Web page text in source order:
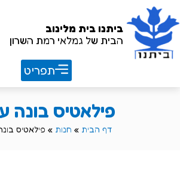
ביתנו בית מלינוב
הבית של גמלאי רמת השרון
פילאטיס בונה
דף הבית » חנות » פילאטיס